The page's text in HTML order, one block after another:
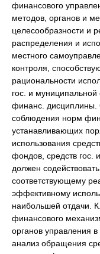
финансового
методов, органов и
целесообразности и
распределения и
местного
контроля,
рациональности
гос. и
финанс. дисциплины.
соблюдения норм
устанавливающих
использования
фондов, средств гос.
должен
соответствующему
эффективному
наибольшей отдачи.
финансового
органов управления
анализ обращения